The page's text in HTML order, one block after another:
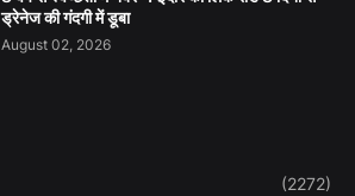
ड्रेनेज की गंदगी में डूबा
August 02, 2026
(2272)